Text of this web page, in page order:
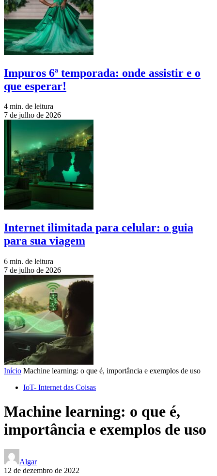
Impuros 6ª temporada: onde assistir e o
que esperar!
4 min. de leitura
7 de julho de 2026
Internet ilimitada para celular: o guia
para sua viagem
6 min. de leitura
7 de julho de 2026
Início Machine learning: o que é, importância e exemplos de uso
IoT- Internet das Coisas
Machine learning: o que é,
importância e exemplos de uso
Algar
12 de dezembro de 2022